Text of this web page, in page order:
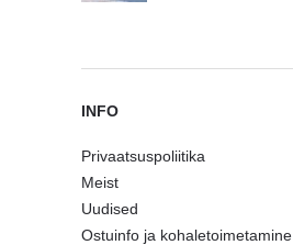
INFO
Privaatsuspoliitika
Meist
Uudised
Ostuinfo ja kohaletoimetamine